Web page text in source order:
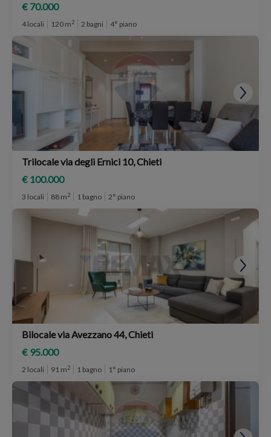
€ 70.000
4 locali 120 m2 2 bagni 4° piano
Trilocale via degli Ernici 10, Chieti
€ 100.000
3 locali 88 m2 1 bagno 2° piano
Bilocale via Avezzano 44, Chieti
€ 95.000
2 locali 91 m2 1 bagno 1° piano